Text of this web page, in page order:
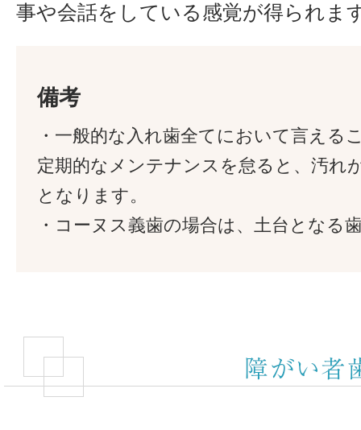
事や会話をしている感覚が得られま
備考
・一般的な入れ歯全てにおいて言える
定期的なメンテナンスを怠ると、汚れ
となります。
・コーヌス義歯の場合は、土台となる